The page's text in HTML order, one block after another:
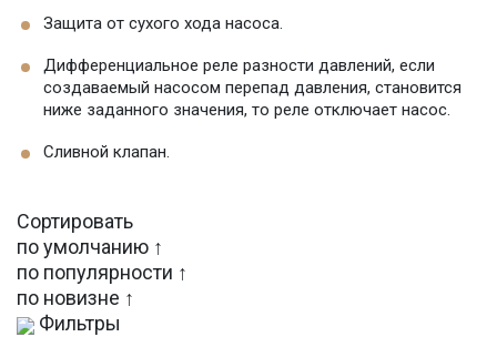
Защита от сухого хода насоса.
Дифференциальное реле разности давлений, если
создаваемый насосом перепад давления, становится
ниже заданного значения, то реле отключает насос.
Сливной клапан.
Сортировать
по умолчанию ↑
по популярности ↑
по новизне ↑
Фильтры